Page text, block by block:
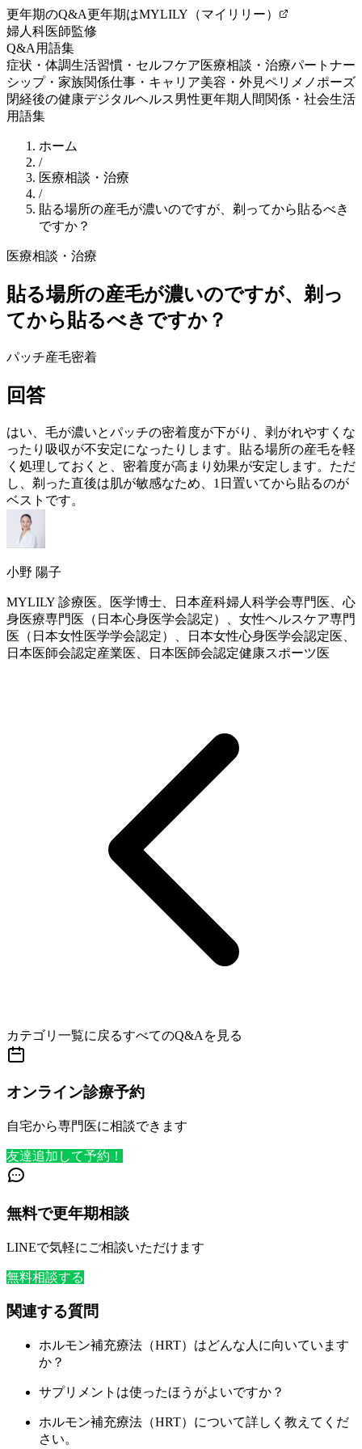
更年期のQ&A更年期はMYLILY（マイリリー）
婦人科医師監修
Q&A 用語集
症状・体調生活習慣・セルフケア医療相談・治療パートナー
シップ・家族関係仕事・キャリア美容・外見ペリメノポーズ
閉経後の健康デジタルヘルス男性更年期 人間関係・社会生活
用語集
ホーム
/
医療相談・治療
/
貼る場所の産毛が濃いのですが、剃ってから貼るべき
ですか？
医療相談・治療
貼る場所の産毛が濃いのですが、剃っ
てから貼るべきですか？
パッチ産毛密着
回答
はい、毛が濃いとパッチの密着度が下がり、剥がれやすくな
ったり吸収が不安定になったりします。貼る場所の産毛を軽
く処理しておくと、密着度が高まり効果が安定します。ただ
し、剃った直後は肌が敏感なため、1日置いてから貼るのが
ベストです。
小野 陽子
MYLILY 診療医。医学博士、日本産科婦人科学会専門医、心
身医療専門医（日本心身医学会認定）、女性ヘルスケア専門
医（日本女性医学学会認定）、日本女性心身医学会認定医、
日本医師会認定産業医、日本医師会認定健康スポーツ医
カテゴリ一覧に戻るすべてのQ&Aを見る
オンライン診療予約
自宅から専門医に相談できます
友達追加して予約！
無料で更年期相談
LINEで気軽にご相談いただけます
無料相談する
関連する質問
ホルモン補充療法（HRT）はどんな人に向いています
か？
サプリメントは使ったほうがよいですか？
ホルモン補充療法（HRT）について詳しく教えてくだ
さい。